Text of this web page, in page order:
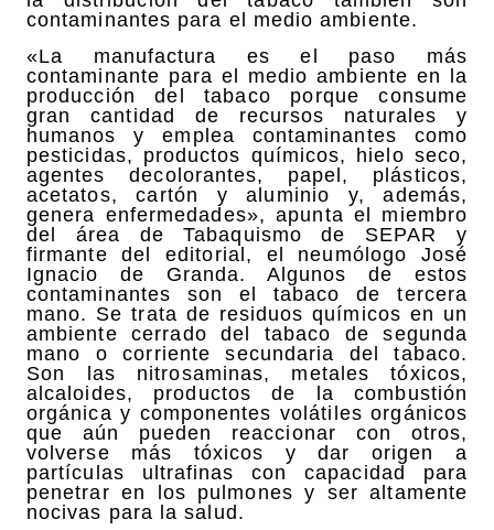
contaminantes para el medio ambiente.
«La manufactura es el paso más
contaminante para el medio ambiente en la
producción del tabaco porque consume
gran cantidad de recursos naturales y
humanos y emplea contaminantes como
pesticidas, productos químicos, hielo seco,
agentes decolorantes, papel, plásticos,
acetatos, cartón y aluminio y, además,
genera enfermedades», apunta el miembro
del área de Tabaquismo de SEPAR y
firmante del editorial, el neumólogo José
Ignacio de Granda. Algunos de estos
contaminantes son el tabaco de tercera
mano. Se trata de residuos químicos en un
ambiente cerrado del tabaco de segunda
mano o corriente secundaria del tabaco.
Son las nitrosaminas, metales tóxicos,
alcaloides, productos de la combustión
orgánica y componentes volátiles orgánicos
que aún pueden reaccionar con otros,
volverse más tóxicos y dar origen a
partículas ultrafinas con capacidad para
penetrar en los pulmones y ser altamente
nocivas para la salud.